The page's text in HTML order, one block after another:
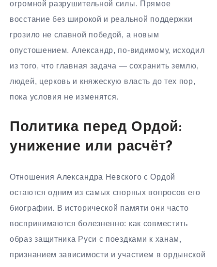
огромной разрушительной силы. Прямое
восстание без широкой и реальной поддержки
грозило не славной победой, а новым
опустошением. Александр, по-видимому, исходил
из того, что главная задача — сохранить землю,
людей, церковь и княжескую власть до тех пор,
пока условия не изменятся.
Политика перед Ордой:
унижение или расчёт?
Отношения Александра Невского с Ордой
остаются одним из самых спорных вопросов его
биографии. В исторической памяти они часто
воспринимаются болезненно: как совместить
образ защитника Руси с поездками к ханам,
признанием зависимости и участием в ордынской